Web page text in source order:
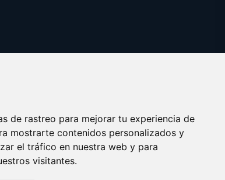
de rastreo para mejorar tu experiencia de
mostrarte contenidos personalizados y
el tráfico en nuestra web y para
visitantes.